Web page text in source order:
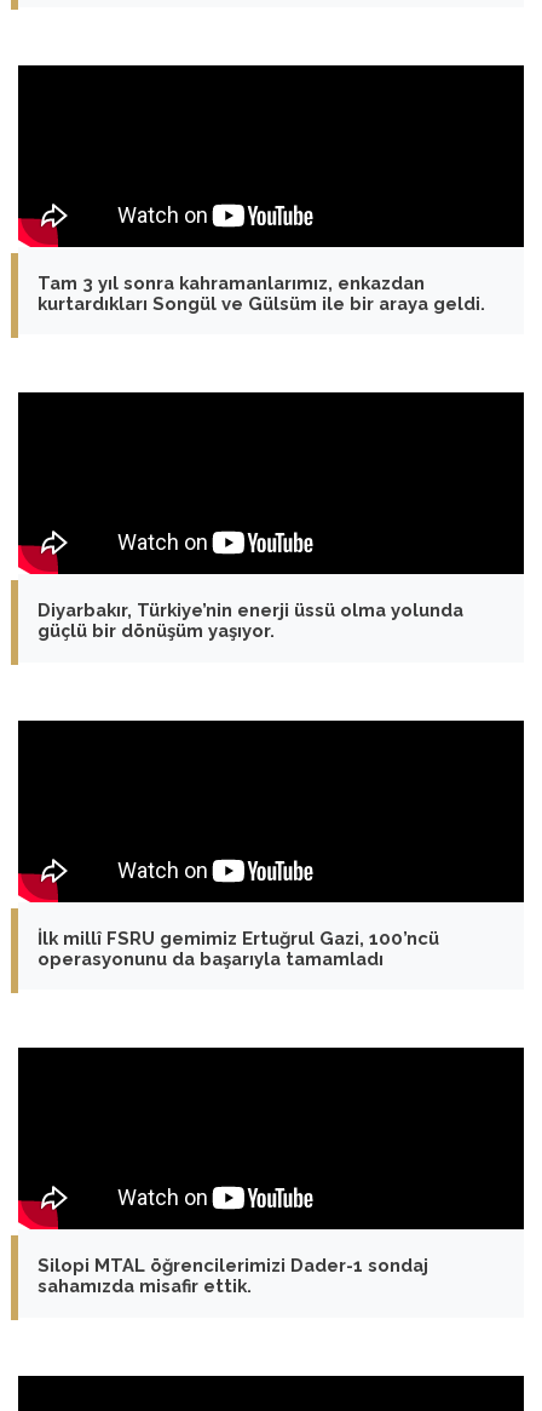
Tam 3 yıl sonra kahramanlarımız, enkazdan
kurtardıkları Songül ve Gülsüm ile bir araya geldi.
Diyarbakır, Türkiye’nin enerji üssü olma yolunda
güçlü bir dönüşüm yaşıyor.
İlk millî FSRU gemimiz Ertuğrul Gazi, 100’ncü
operasyonunu da başarıyla tamamladı
Silopi MTAL öğrencilerimizi Dader-1 sondaj
sahamızda misafir ettik.